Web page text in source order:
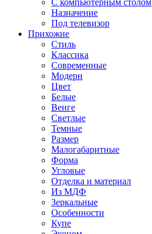
С компьютерным столом
Назначение
Под телевизор
Прихожие
Стиль
Классика
Современные
Модерн
Цвет
Белые
Венге
Светлые
Темные
Размер
Малогабаритные
Форма
Угловые
Отделка и материал
Из МДФ
Зеркальные
Особенности
Купе